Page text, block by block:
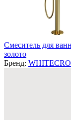
Смеситель для
золото
Бренд: